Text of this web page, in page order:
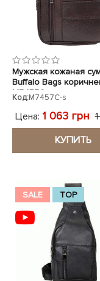
Мужская кожаная
Buffalo Bags
M7457C
Код:M7457C-s
Цена: 1 063 грн
КУПИТЬ
SALE TOP